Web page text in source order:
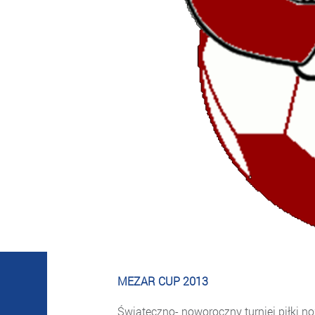
MEZAR CUP 2013
Świąteczno- noworoczny turniej piłki